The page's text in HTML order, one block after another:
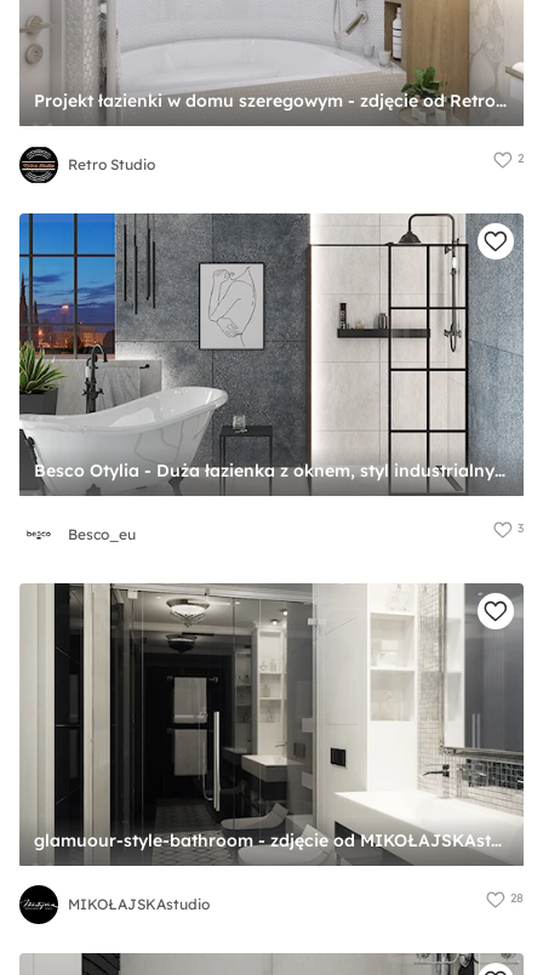
Projekt łazienki w domu szeregowym - zdjęcie od Retro Studio
Retro Studio 2
Besco Otylia - Duża łazienka z oknem, styl industrialny - zdjęcie od Besco_eu
Besco_eu 3
glamuour-style-bathroom - zdjęcie od MIKOŁAJSKAstudio
MIKOŁAJSKAstudio 28